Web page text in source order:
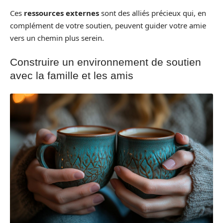
Ces ressources externes sont des alliés précieux qui, en
complément de votre soutien, peuvent guider votre amie
vers un chemin plus serein.
Construire un environnement de soutien
avec la famille et les amis